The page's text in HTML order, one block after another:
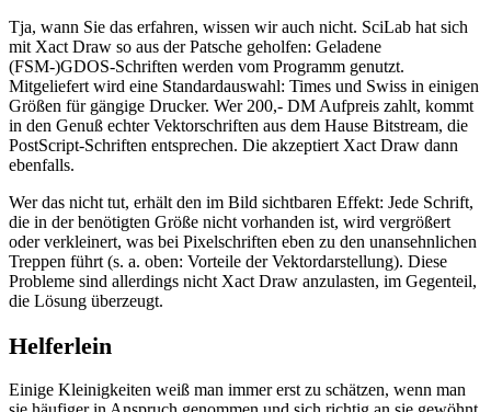
Tja, wann Sie das erfahren, wissen wir auch nicht. SciLab hat sich
mit Xact Draw so aus der Patsche geholfen: Geladene
(FSM-)GDOS-Schriften werden vom Programm genutzt.
Mitgeliefert wird eine Standardauswahl: Times und Swiss in einigen
Größen für gängige Drucker. Wer 200,- DM Aufpreis zahlt, kommt
in den Genuß echter Vektorschriften aus dem Hause Bitstream, die
PostScript-Schriften entsprechen. Die akzeptiert Xact Draw dann
ebenfalls.
Wer das nicht tut, erhält den im Bild sichtbaren Effekt: Jede Schrift,
die in der benötigten Größe nicht vorhanden ist, wird vergrößert
oder verkleinert, was bei Pixelschriften eben zu den unansehnlichen
Treppen führt (s. a. oben: Vorteile der Vektordarstellung). Diese
Probleme sind allerdings nicht Xact Draw anzulasten, im Gegenteil,
die Lösung überzeugt.
Helferlein
Einige Kleinigkeiten weiß man immer erst zu schätzen, wenn man